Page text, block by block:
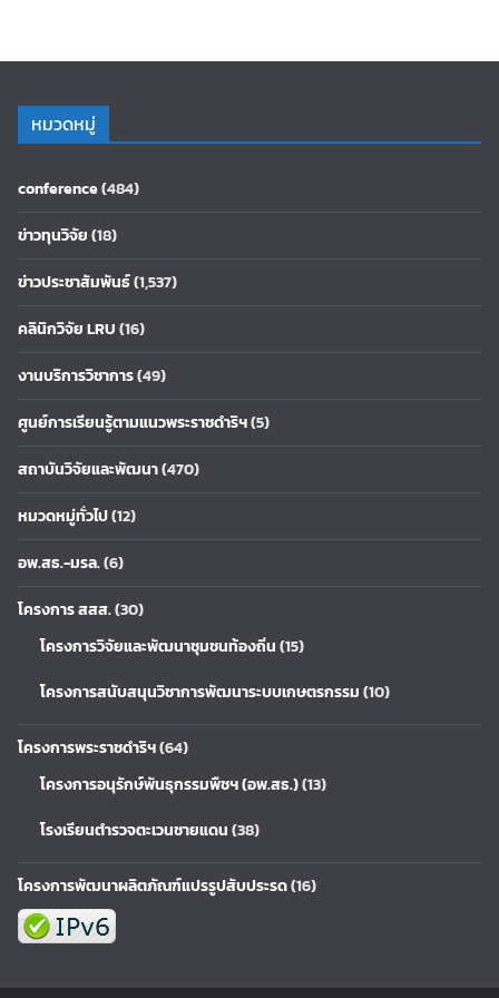
หมวดหมู่
conference(484)
ข่าวทุนวิจัย(18)
ข่าวประชาสัมพันธ์(1,537)
คลินิกวิจัย LRU(16)
งานบริการวิชาการ(49)
ศูนย์การเรียนรู้ตามแนวพระราชดำริฯ(5)
สถาบันวิจัยและพัฒนา(470)
หมวดหมู่ทั่วไป(12)
อพ.สธ.-มรล.(6)
โครงการ สสส.(30)
โครงการวิจัยและพัฒนาชุมชนท้องถิ่น(15)
โครงการสนับสนุนวิชาการพัฒนาระบบเกษตรกรรม(10)
โครงการพระราชดำริฯ(64)
โครงการอนุรักษ์พันธุกรรมพืชฯ (อพ.สธ.)(13)
โรงเรียนตำรวจตะเวนชายแดน(38)
โครงการพัฒนาผลิตภัณฑ์แปรรูปสับประรด(16)